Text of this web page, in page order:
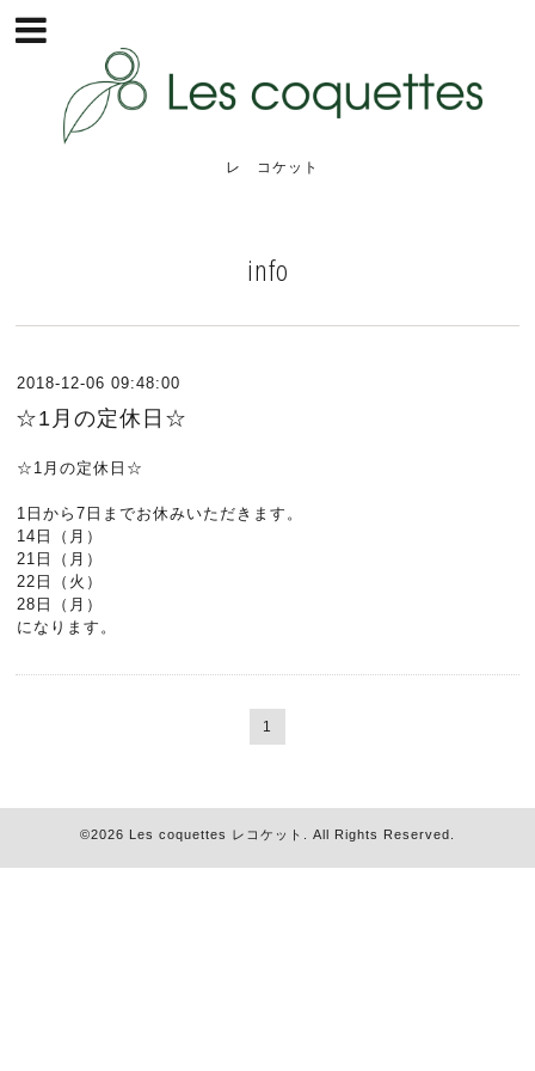
レ コケット
info
2018-12-06 09:48:00
☆1月の定休日☆
☆1月の定休日☆
1日から7日までお休みいただきます。
14日（月）
21日（月）
22日（火）
28日（月）
になります。
1
©2026 Les coquettes レコケット . All Rights Reserved.